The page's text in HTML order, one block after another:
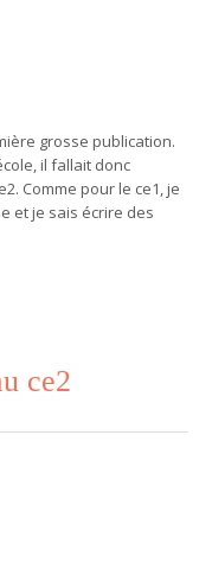
grosse publication.
il fallait donc
Comme pour le ce1, je
et je sais écrire des
ce2